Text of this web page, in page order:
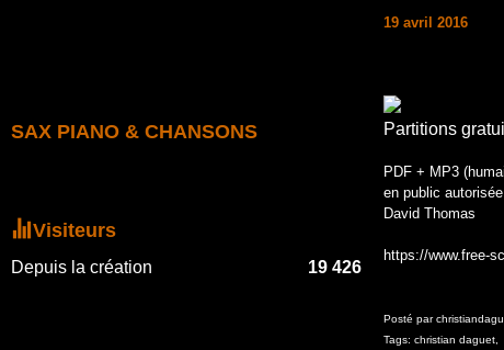
SAX PIANO & CHANSONS
Visiteurs
Depuis la création 19 426
19 avril 2016
Partitions
PDF + MP3
en public
David Thomas
https://www.free-
Posté par
Tags: christian daguet